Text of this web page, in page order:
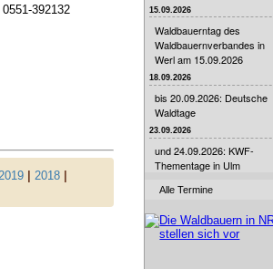
392132
| 2018|
15.09.2026
Waldbauerntag des
Waldbauernverbandes in
Werl am 15.09.2026
18.09.2026
bis 20.09.2026: Deutsche
Waldtage
23.09.2026
und 24.09.2026: KWF-
Thementage in Ulm
Alle Termine